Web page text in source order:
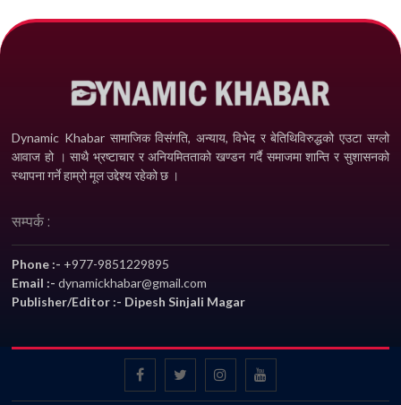
Dynamic Khabar सामाजिक विसंगति, अन्याय, विभेद­ र बेतिथिविरुद्धको एउटा सग्लो
आवाज हो । साथै भ्रष्टाचार र अनियमितताको खण्डन गर्दै समाजमा शान्ति र सुशासनको
स्थापना गर्ने हाम्रो मूल उद्देश्य रहेको छ ।
सम्पर्क :
Phone :- +977-9851229895
Email :-dynamickhabar@gmail.com
Publisher/Editor :- Dipesh Sinjali Magar